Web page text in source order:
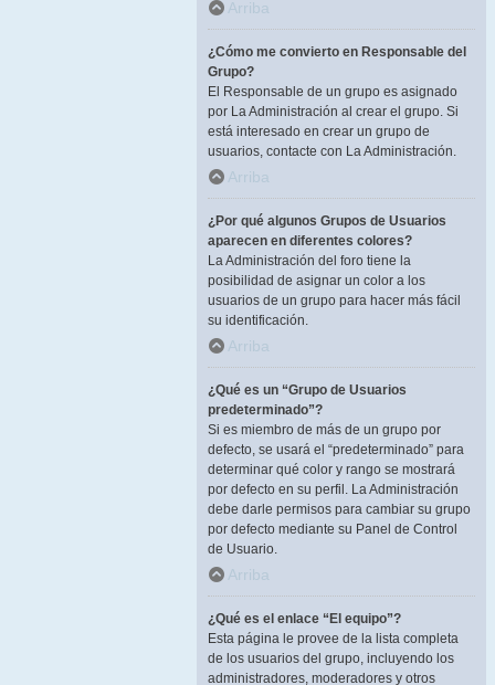
Arriba
¿Cómo me convierto en Responsable del
Grupo?
El Responsable de un grupo es asignado
por La Administración al crear el grupo. Si
está interesado en crear un grupo de
usuarios, contacte con La Administración.
Arriba
¿Por qué algunos Grupos de Usuarios
aparecen en diferentes colores?
La Administración del foro tiene la
posibilidad de asignar un color a los
usuarios de un grupo para hacer más fácil
su identificación.
Arriba
¿Qué es un “Grupo de Usuarios
predeterminado”?
Si es miembro de más de un grupo por
defecto, se usará el “predeterminado” para
determinar qué color y rango se mostrará
por defecto en su perfil. La Administración
debe darle permisos para cambiar su grupo
por defecto mediante su Panel de Control
de Usuario.
Arriba
¿Qué es el enlace “El equipo”?
Esta página le provee de la lista completa
de los usuarios del grupo, incluyendo los
administradores, moderadores y otros